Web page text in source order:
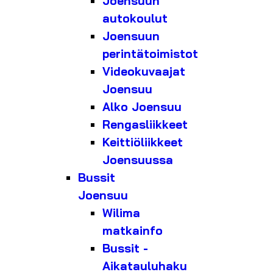
autokoulut
Joensuun
perintätoimistot
Videokuvaajat
Joensuu
Alko Joensuu
Rengasliikkeet
Keittiöliikkeet
Joensuussa
Bussit
Joensuu
Wilima
matkainfo
Bussit -
Aikatauluhaku